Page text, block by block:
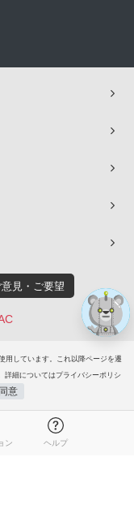
用しています。これ以降ページを遷
詳細についてはプライバシーポリシ
同意
意見・ご要望
ン ヘルプ